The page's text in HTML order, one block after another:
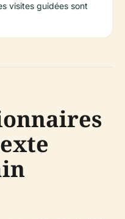
visites guidées sont